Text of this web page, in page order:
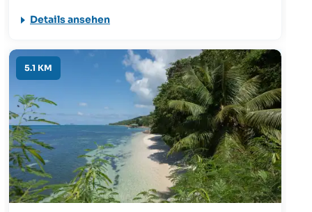
einzige Alternative ist das Hinunterklettern an der
schafft, auf den wartet ein Strand mit einer
schönen Kulisse.
Details ansehen
5.1 KM